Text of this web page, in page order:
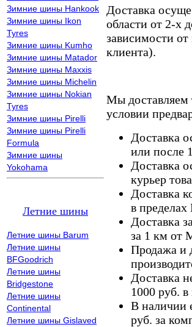
Зимние шины Hankook
Зимние шины Ikon
Tyres
Зимние шины Kumho
Зимние шины Matador
Зимние шины Maxxis
Зимние шины Michelin
Зимние шины Nokian
Tyres
Зимние шины Pirelli
Зимние шины Pirelli
Formula
Зимние шины
Yokohama
Летние шины
Летние шины Barum
Летние шины
BFGoodrich
Летние шины
Bridgestone
Летние шины
Continental
Летние шины Gislaved
Доставка
области от 2-х
зависимости
клиента).
Мы доставляем
условии
Доставка
или после
Доставка
курьер
Доставка
в
Доставка
за 1 км от
Продажа и
Доставка
1000 руб.
В наличии
руб. за